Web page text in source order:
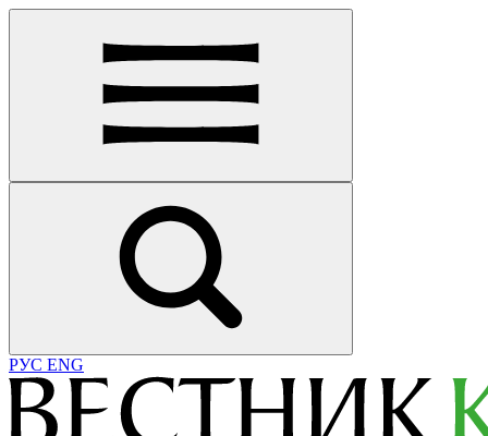
РУС ENG